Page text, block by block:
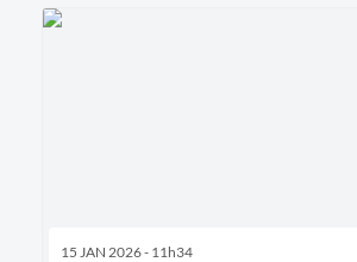
15 JAN 2026 - 11h34